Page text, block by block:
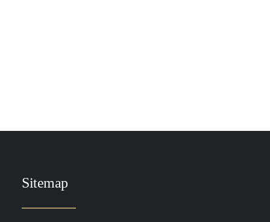
Sitemap